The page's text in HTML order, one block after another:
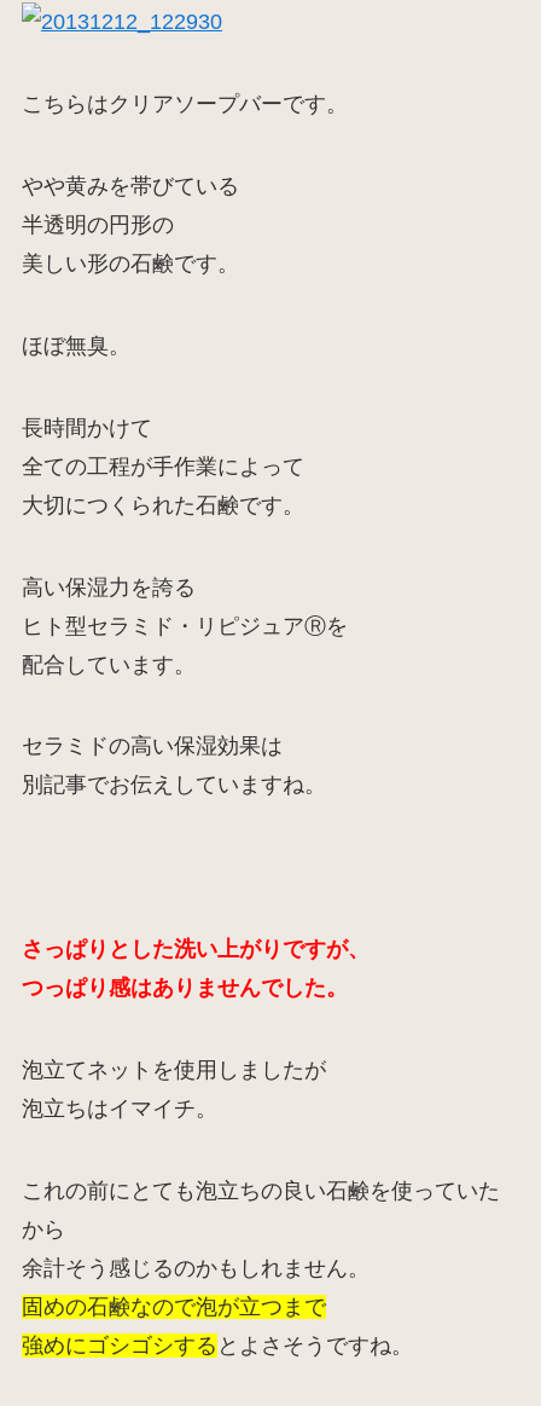
こちらはクリアソープバーです。
やや黄みを帯びている
半透明の円形の
美しい形の石鹸です。
ほぼ無臭。
長時間かけて
全ての工程が手作業によって
大切につくられた石鹸です。
高い保湿力を誇る
ヒト型セラミド・リピジュアⓇを
配合しています。
セラミドの高い保湿効果は
別記事でお伝えしていますね。
さっぱりとした洗い上がりですが、
つっぱり感はありませんでした。
泡立てネットを使用しましたが
泡立ちはイマイチ。
これの前にとても泡立ちの良い石鹸を使っていた
から
余計そう感じるのかもしれません。
固めの石鹸なので泡が立つまで
強めにゴシゴシする とよさそうですね。